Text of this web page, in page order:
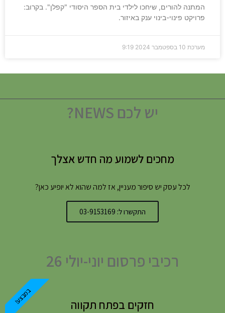
המתנה להורים, שיחכו לילדי בית הספר היסודי "קפלן". בקרוב:
פרויקט פינוי-בינוי ענק באיזור.
מערכת 10 בספטמבר 2024 9:19
יש לכם NEWS?
מחכים לשמוע מה חדש אצלך
לכל עסק יש סיפור מעניין, אז למה שהוא לא יופיע כאן?
התקשרו ל: 03-9153169
רכיבי פרסום יוני-יולי 26
חזקים בפתח תקווה במבצע!